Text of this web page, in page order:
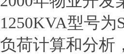
1250KVA型号
负荷计算和分析